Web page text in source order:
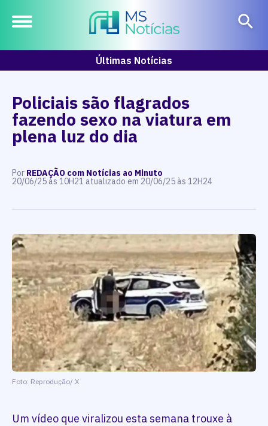
Últimas Notícias
Policiais são flagrados
fazendo sexo na viatura em
plena luz do dia
Por REDAÇÃO com Notícias ao Minuto
20/06/25 às 10H21 atualizado em 20/06/25 às 12H24
Foto: Reprodução/ X
Um vídeo que viralizou esta semana trouxe à